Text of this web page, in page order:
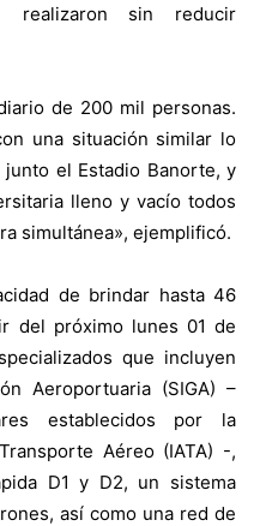
realizaron sin reducir
de 200 mil personas.
una situación similar lo
el Estadio Banorte, y
lleno y vacío todos
simultánea», ejemplificó.
de brindar hasta 46
del próximo lunes 01 de
que incluyen
Aeroportuaria (SIGA) –
establecidos por la
Aéreo (IATA) -,
D1 y D2, un sistema
así como una red de